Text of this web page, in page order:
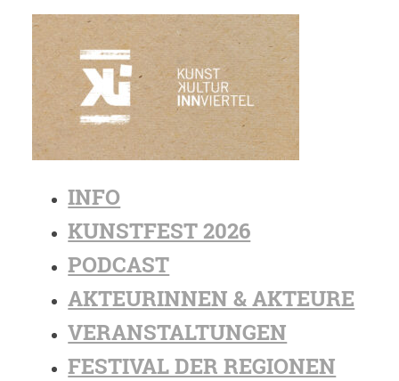
INFO
KUNSTFEST 2026
PODCAST
AKTEURINNEN & AKTEURE
VERANSTALTUNGEN
FESTIVAL DER REGIONEN